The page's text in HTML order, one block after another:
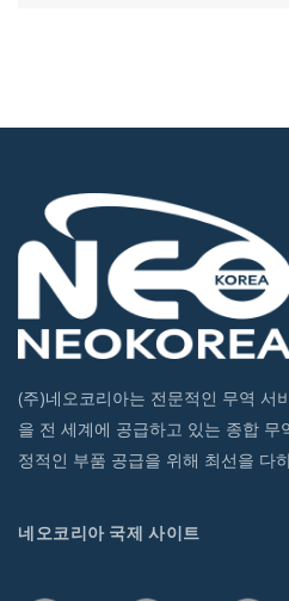
(주)네오코리아는 전문적인 무역 서
을 전 세계에 공급하고 있는 종합
정적인 부품 공급을 위해 최선을 다
네오코리아 국제 사이트